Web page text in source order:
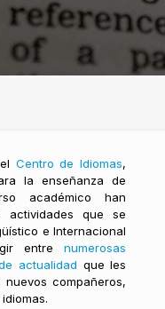
Centro de Idiomas,
la enseñanza de
académico han
que se
e Internacional
entrenumerosas
actualidad que les
compañeros,